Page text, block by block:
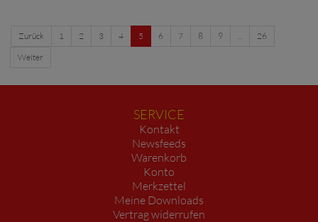
Zurück 1 2 3 4 5 6 7 8 9
26
Weiter
SERVICE
Kontakt
Newsfeeds
Warenkorb
Konto
Merkzettel
Meine Downloads
Vertrag widerrufen